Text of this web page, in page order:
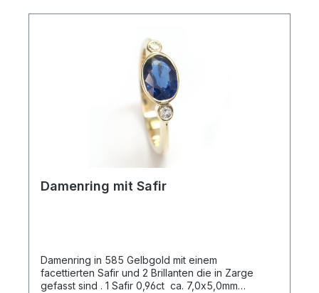
Damenring mit Safir
Damenring in 585 Gelbgold mit einem
facettierten Safir und 2 Brillanten die in Zarge
gefasst sind . 1 Safir 0,96ct ca. 7,0x5,0mm